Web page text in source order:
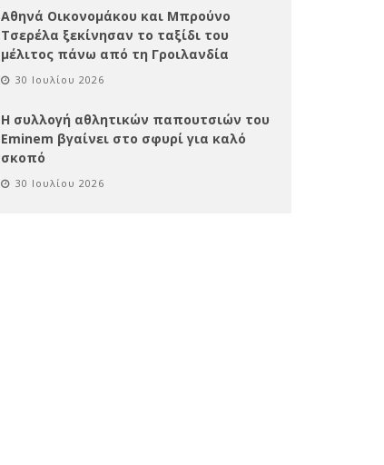
Αθηνά Οικονομάκου και Μπρούνο
Τσερέλα ξεκίνησαν το ταξίδι του
μέλιτος πάνω από τη Γροιλανδία
30 Ιουλίου 2026
Η συλλογή αθλητικών παπουτσιών του
Eminem βγαίνει στο σφυρί για καλό
σκοπό
30 Ιουλίου 2026